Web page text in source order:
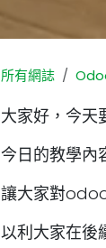
所有網誌
大家好，今
今日的教學內
讓大家對
以利大家在後